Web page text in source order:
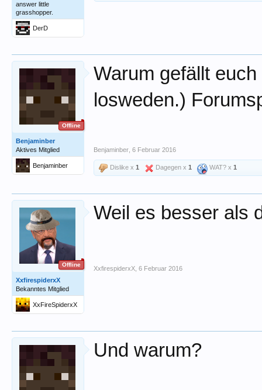
answer little
grasshopper.
DerD
Offline
Benjaminber
Aktives Mitglied
Benjaminber
Warum gefällt
losweden.)
Benjaminber 6 Februar 2016
Dislike x 1 Dagegen x 1 WAT? x 1
Offline
XxfirespiderxX
Bekanntes Mitglied
XxFireSpiderxX
Weil es besser als
XxfirespiderxX 6 Februar 2016
Und warum?